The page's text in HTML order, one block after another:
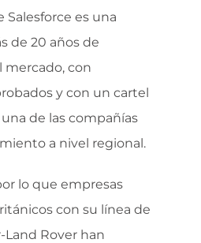
Salesforce es una
de 20 años de
mercado, con
y con un cartel
de las compañías
a nivel regional.
lo que empresas
con su línea de
Rover han